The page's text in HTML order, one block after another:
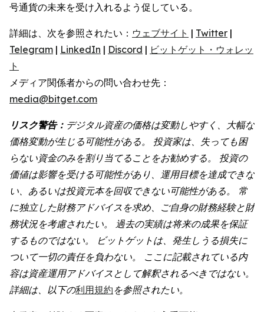
号通貨の未来を受け入れるよう促している。
詳細は、次を参照されたい： ウェブサイト | Twitter |
Telegram | LinkedIn | Discord | ビットゲット・ウォレッ
ト
メディア関係者からの問い合わせ先：
media@bitget.com
リスク警告： デジタル資産の価格は変動しやすく、大幅な
価格変動が生じる可能性がある。
投資家は、失っても困
らない資金のみを割り当てることをお勧めする。
投資の
価値は影響を受ける可能性があり、運用目標を達成できな
い、あるいは投資元本を回収できない可能性がある。
常
に独立した財務アドバイスを求め、ご自身の財務経験と財
務状況を考慮されたい。
過去の実績は将来の成果を保証
するものではない。
ビットゲットは、発生しうる損失に
ついて一切の責任を負わない。
ここに記載されている内
容は資産運用アドバイスとして解釈されるべきではない。
詳細は、以下の利用規約を参照されたい。